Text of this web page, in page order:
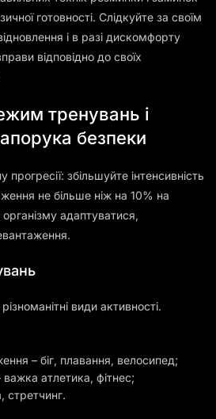
готовності. Слідкуйте за своїм
і в разі дискомфорту
відповідно до своїх
тренувань і
безпеки
збільшуйте інтенсивність
не більше ніж на 10% на
адаптуватися,
види активності.
– біг, плавання, велосипед;
важка атлетика, фітнес;
стретчинг.